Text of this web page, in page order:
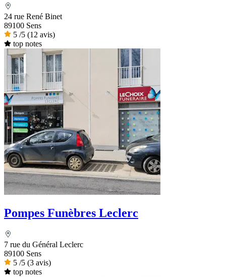
24 rue René Binet
89100 Sens
5 /5 (12 avis)
top notes
Pompes Funèbres Leclerc
7 rue du Général Leclerc
89100 Sens
5 /5 (3 avis)
top notes